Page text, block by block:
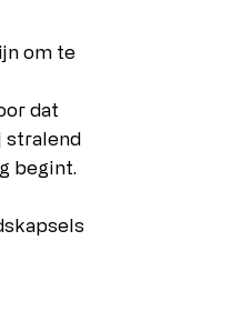
om te
dat
stralend
begint.